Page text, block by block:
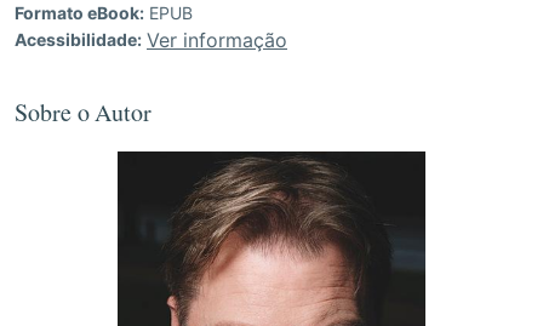
Formato eBook: EPUB
Acessibilidade: Ver informação
Sobre o Autor